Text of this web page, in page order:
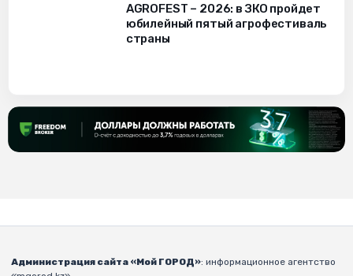
AGROFEST – 2026: в ЗКО пройдет
юбилейный пятый агрофестиваль
страны
Администрация сайта «Мой ГОРОД»: информационное агентство